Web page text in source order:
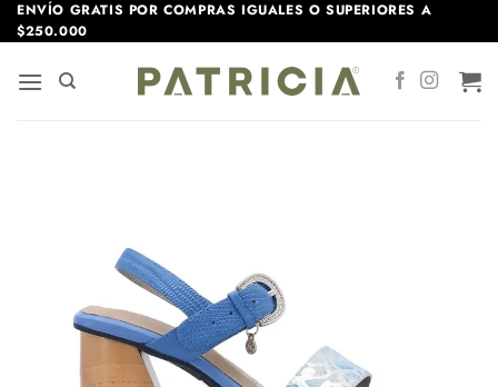
Saltar
al
contenido
ENVÍO GRATIS POR COMPRAS IGUALES O SUPERIORES A
$250.000